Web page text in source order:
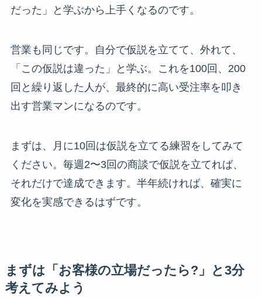
だった」と学ぶから上手くなるのです。
営業も同じです。自分で仮説を立てて、外れて、
「この仮説は違った」と学ぶ。これを100回、200
回と繰り返した人が、最終的に高い受注率を叩き
出す営業マンになるのです。
まずは、月に10回は仮説を立てる練習をしてみて
ください。毎週2〜3回の商談で仮説を立てれば、
それだけで達成できます。半年続ければ、確実に
変化を実感できるはずです。
まずは「お客様の立場だったら?」と3分
考えてみよう